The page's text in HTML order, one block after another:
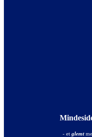
- et glemt